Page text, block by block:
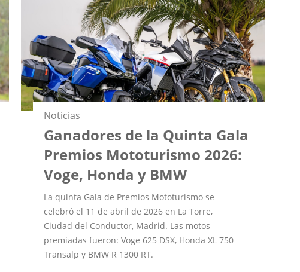
Noticias
Ganadores de la Quinta Gala
Premios Mototurismo 2026:
Voge, Honda y BMW
La quinta Gala de Premios Mototurismo se
celebró el 11 de abril de 2026 en La Torre,
Ciudad del Conductor, Madrid. Las motos
premiadas fueron: Voge 625 DSX, Honda XL 750
Transalp y BMW R 1300 RT.